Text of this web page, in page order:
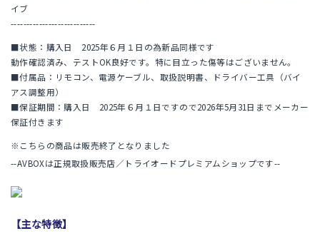
イブ
---------------------------
■状態：購入日 2025年６月１日の為新品同様です
動作確認済み、テストOK良好です。特に目立った傷等はございません。
■付属品：リモコン、電源ケーブル、取扱説明書、ドライバー工具（バイ
アス調整用）
■保証期間：購入日 2025年６月１日ですので2026年5月31日までメーカー
保証付きます
※こちらの商品は販売終了となりました
--AVBOXは正規取扱販売店／トライオードプレミアムショップです--
【主な特徴】